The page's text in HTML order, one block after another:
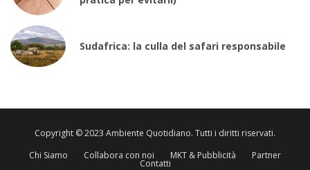
Sudafrica: la culla del safari responsabile
Copyright © 2023 Ambiente Quotidiano. Tutti i diritti riservati.
Chi Siamo
Collabora con noi MKT & Pubblicità Partner
Contatti